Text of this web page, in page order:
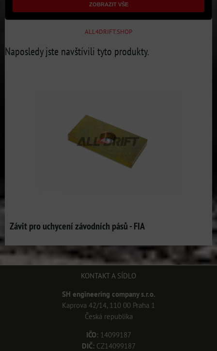
ZOBRAZIT VŠE
ALL4DRIFT.SHOP
Naposledy jste navštívili tyto produkty.
Závit pro uchycení závodních pásů - FIA
KONTAKT A SÍDLO
SH engineering company s.r.o.
Kaprova 42/14, 110 00 Praha 1
Česká republika
IČO:14099187
DIČ:CZ14099187